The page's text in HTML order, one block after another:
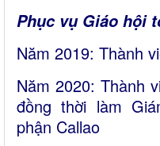
Phục vụ Giáo hội
Năm 2019: Thành
Năm 2020: Thành
đồng thời làm
phận Callao